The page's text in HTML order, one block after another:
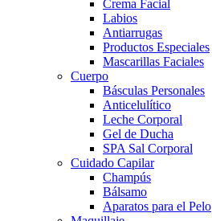
Crema Facial
Labios
Antiarrugas
Productos Especiales
Mascarillas Faciales
Cuerpo
Básculas Personales
Anticelulítico
Leche Corporal
Gel de Ducha
SPA Sal Corporal
Cuidado Capilar
Champús
Bálsamo
Aparatos para el Pelo